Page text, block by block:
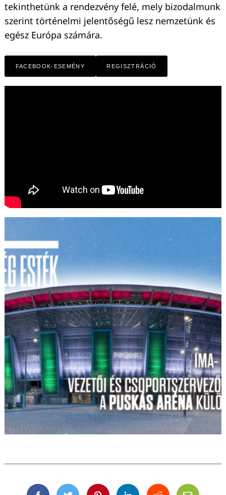
tekinthetünk a rendezvény felé, mely bizodalmunk
szerint történelmi jelentőségű lesz nemzetünk és
egész Európa számára.
FACEBOOK-ESEMÉNY REGISZTRÁCIÓ
Keresés: